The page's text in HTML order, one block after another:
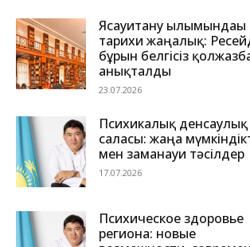
Ясауитану ғылымындағы
тарихи жаңалық:
бұрын белгісіз
анықталды
23.07.2026
Психикалық денсаулық
саласы: жаңа
мен заманауи тәсілдер
17.07.2026
Психическое здоровье
региона: новые